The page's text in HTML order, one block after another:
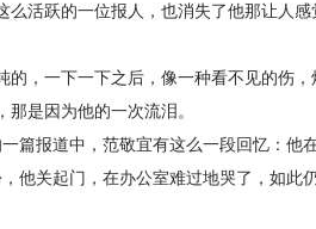
么活跃的一位报人，也消失了他那让人
，一下一下之后，像一种看不见的伤，
是因为他的一次流泪。
报道中，范敬宜有这么一段回忆：他
他关起门，在办公室难过地哭了，如此